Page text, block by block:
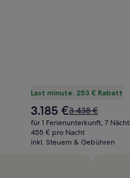
Last minute: 253 € Rabatt
Der
Preis
beträgt
3.185 €
3.185 €Der
alte
Preis
war
3.438 €
für 1 Ferienunterkunft, 7
455 € pro Nacht
inkl. Steuern & Gebühren